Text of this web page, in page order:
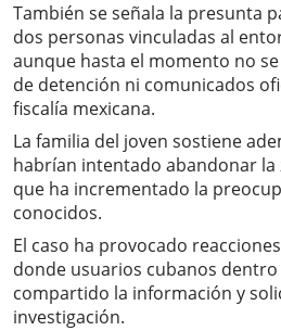
También se señala la presunta
dos personas vinculadas al
aunque hasta el momento no
de detención ni comunicados
fiscalía mexicana.
La familia del joven sostiene
habrían intentado abandonar la
que ha incrementado la
conocidos.
El caso ha provocado
donde usuarios cubanos
compartido la información y
investigación.